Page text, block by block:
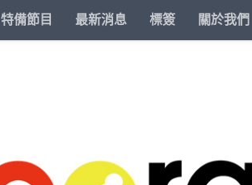
特備節目 最新消息 標簽 關於我們